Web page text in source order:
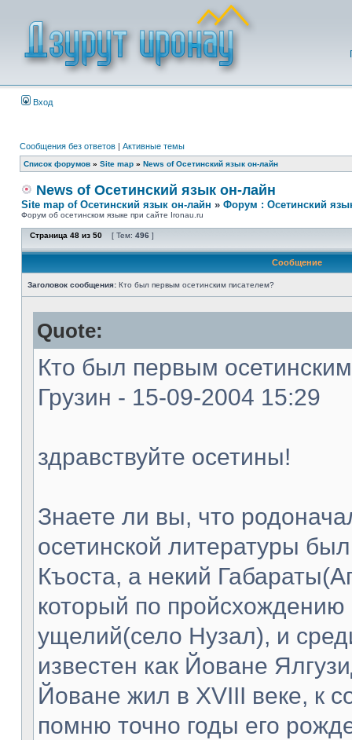
Вход
Сообщения без ответов | Активные темы
Список форумов » Site map » News of Осетинский язык он-лайн
News of Осетинский язык он-лайн
Site map of Осетинский язык он-лайн » Форум : Осетинский
Форум об осетинском языке при сайте Ironau.ru
Страница 48 из 50 [ Тем: 496 ]
Сообщение
Заголовок сообщения: Кто был первым осетинским писателем?
Quote:
Кто был первым
Грузин - 15-09-2004 15:29
здравствуйте осетины!
Знаете ли вы, что
осетинской литературы
Къоста, а некий
который по
ущелий(село Нузал), и
известен как Йоване
Йоване жил в XVIII веке, к
помню точно годы его